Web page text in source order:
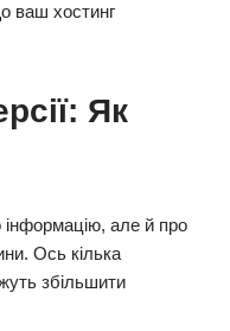
ваш хостинг
Як
але й про
Ось кілька
збільшити